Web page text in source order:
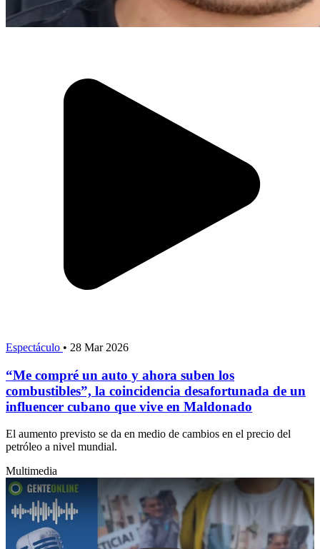
Espectáculo • 28 Mar 2026
“Me compré un auto y ahora suben los
combustibles”, la coincidencia desafortunada de un
influencer cubano que vive en Maldonado
El aumento previsto se da en medio de cambios en el precio del
petróleo a nivel mundial.
Multimedia